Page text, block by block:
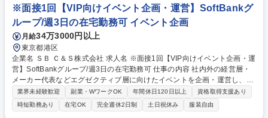
修や英語研修なども充実) 【働き方】所定労働時間は7時間で平均残業10
時間/月程度なので、WLB◎！自分時間やご家族との時間を作りながら活
躍してる社員多数！ 【変更の範囲】当社業務全般 募集職種 ★未経験歓迎
★【コンシェルジュ】高級賃貸マンションの受付/残業時間10H程度
※面接1回【VIP向けイベント企画・運営】SoftBankグ
ループ/週3日の在宅勤務可 イベント企画
月給34万3000円以上
東京都港区
企業名 ＳＢ Ｃ＆Ｓ株式会社 求人名 ※面接1回【VIP向けイベント企画・運
営】SoftBankグループ/週3日の在宅勤務可 仕事の内容 社内外の経営層・
メーカー代表などエグゼクティブ層に向けたイベントを企画・運営し、成
功に導く役割を担っていただきます。 2年前に立ち上がった、VIP向けイ
ベントを専門に行う部隊でのポジションです。イベント開催回数も年々増
加傾向にあり、より多くの方々に感動と体験を届けるため、組織体制の強
業界未経験歓迎 副業・WワークOK 年間休日120日以上
資格取得支援あり
時短勤務あり
在宅OK 完全週休2日制 土日祝休み 服装自由